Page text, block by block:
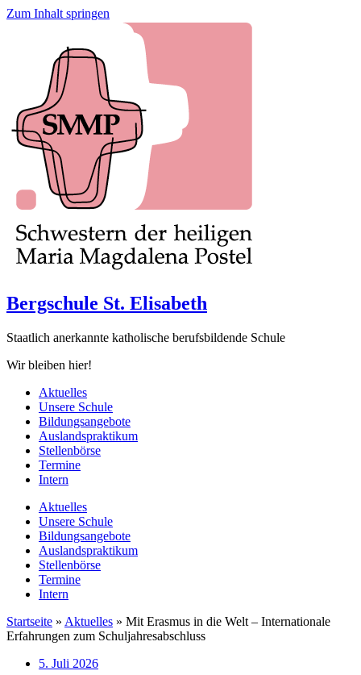
Zum Inhalt springen
Bergschule St. Elisabeth
Staatlich anerkannte katholische berufsbildende Schule
Wir bleiben hier!
Aktuelles
Unsere Schule
Bildungsangebote
Auslandspraktikum
Stellenbörse
Termine
Intern
Aktuelles
Unsere Schule
Bildungsangebote
Auslandspraktikum
Stellenbörse
Termine
Intern
Startseite » Aktuelles » Mit Erasmus in die Welt – Internationale
Erfahrungen zum Schuljahresabschluss
5. Juli 2026